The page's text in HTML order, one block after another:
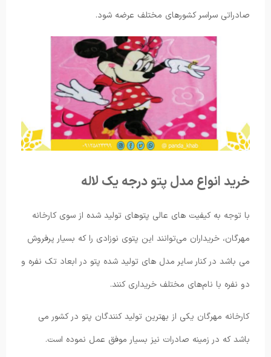
صادراتی سراسر کشورهای مختلف عرضه شود.
خرید انواع مدل پتو درجه یک لاله
با توجه به کیفیت های عالی پتوهای تولید شده از سوی کارخانه
مهرگان، خریداران می‌توانند این پتوی نوزادی را که بسیار پرفروش
می باشد در کنار سایر مدل های تولید شده پتو در ابعاد تک نفره و
دو نفره با نام‌های مختلف خریداری کنند.
کارخانه مهرگان یکی از بهترین تولید کنندگان پتو در کشور می
باشد که در زمینه صادرات نیز بسیار موفق عمل نموده است.